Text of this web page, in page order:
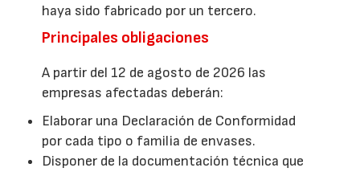
haya sido fabricado por un tercero.
Principales obligaciones
A partir del 12 de agosto de 2026 las
empresas afectadas deberán:
Elaborar una Declaración de Conformidad
por cada tipo o familia de envases.
Disponer de la documentación técnica que